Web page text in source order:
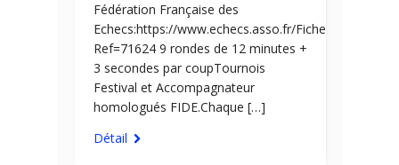
Fédération Française des
Echecs:https://www.echecs.asso.fr/
Ref=71624 9 rondes de 12 minutes +
3 secondes par coupTournois
Festival et Accompagnateur
homologués FIDE.Chaque […]
Détail